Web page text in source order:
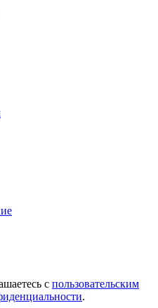
с пользовательским
.